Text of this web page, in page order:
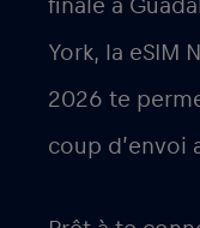
finale à
York, la eSIM
2026 te
coup d’envoi